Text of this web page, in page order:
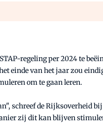
regeling per 2024 te
einde van het jaar zou
om te gaan leren.
schreef de
zij dit kan blijven